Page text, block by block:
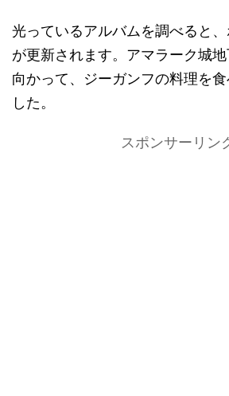
光っているアルバムを調べると
が更新されます。アマラーク城
向かって、ジーガンフの料理を
した。
スポンサーリン